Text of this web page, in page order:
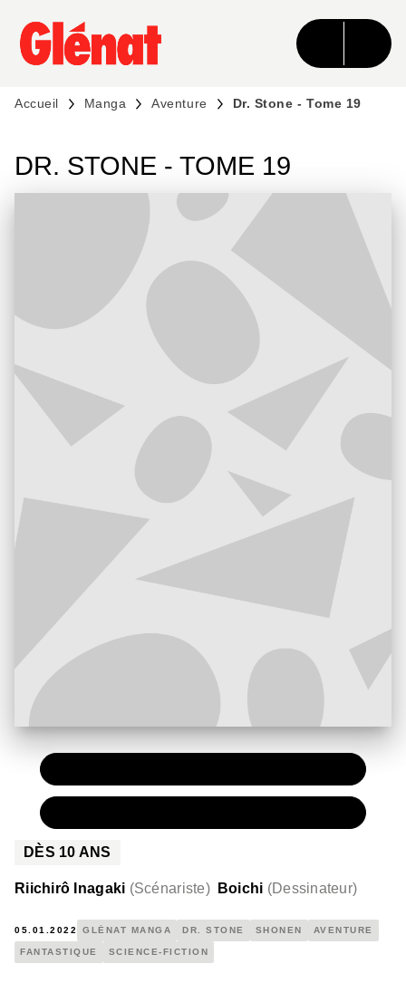
MENU RECHERCHE CONTENU
PIED DE PAGE
Accueil Manga Aventure Dr. Stone - Tome 19
DR. STONE - TOME 19
DÈS 10 ANS
Riichirô Inagaki (Scénariste) Boichi (Dessinateur)
05.01.2022 GLÉNAT MANGA DR. STONE SHONEN AVENTURE
FANTASTIQUE SCIENCE-FICTION